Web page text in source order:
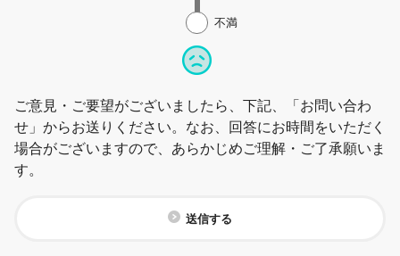
不満
ご意見・ご要望がございましたら、下記、「お問い合わ
せ」からお送りください。なお、回答にお時間をいただく
場合がございますので、あらかじめご理解・ご了承願いま
す。
送信する